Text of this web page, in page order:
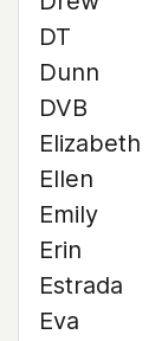
DT
Dunn
DVB
Elizabeth
Ellen
Emily
Erin
Estrada
Eva